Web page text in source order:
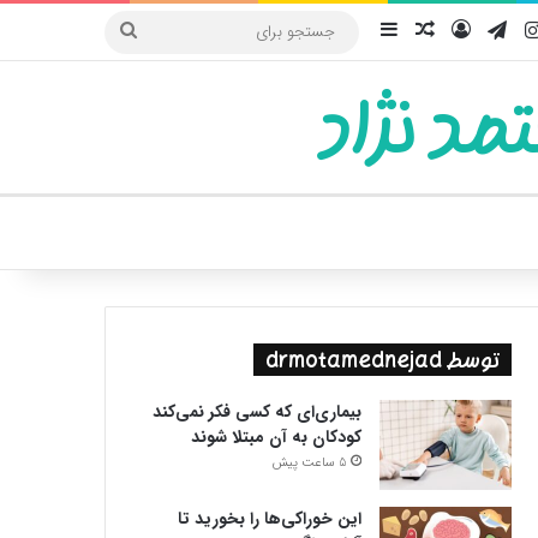
اینستاگرام
تلگرامورودنوشته تصادفی
سایدبار
جستجو
نژاد
پوسته
توسط drmotamednejad
بیماری‌ای که کسی فکر نمی‌کند
کودکان به آن مبتلا شوند
5 ساعت پیش
این خوراکی‌ها را بخورید تا